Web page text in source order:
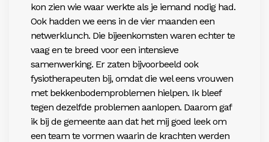
kon zien wie waar werkte als je iemand nodig had.
Ook hadden we eens in de vier maanden een
netwerklunch. Die bijeenkomsten waren echter te
vaag en te breed voor een intensieve
samenwerking. Er zaten bijvoorbeeld ook
fysiotherapeuten bij, omdat die wel eens vrouwen
met bekkenbodemproblemen hielpen. Ik bleef
tegen dezelfde problemen aanlopen. Daarom gaf
ik bij de gemeente aan dat het mij goed leek om
een team te vormen waarin de krachten werden